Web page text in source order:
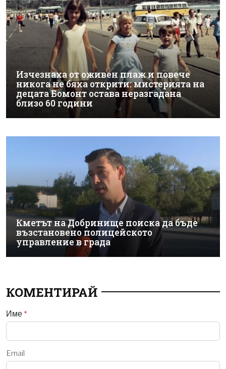
Изчезнаха от оживен плаж и повече
никога не бяха открити: мистерията на
децата Бомонт остава неразгадана
близо 60 години
Кметът на Добринище поиска да бъде
възстановено полицейското
управление в града
КОМЕНТИРАЙ
Име *
Email